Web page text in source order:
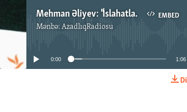
EMBED
Mehman Əliyev: "İslahatlar olacaq"
Mənbə:AzadlıqRadiosu
No media source currently available
0:00 1:06